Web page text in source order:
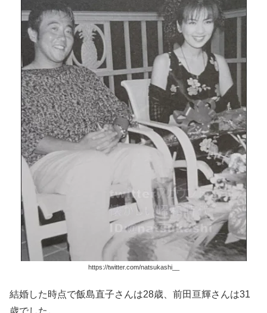
https://twitter.com/natsukashi__
結婚した時点で飯島直子さんは28歳、前田亘輝さんは31